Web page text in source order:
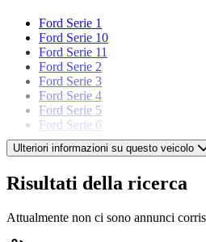
Ford Serie 1
Ford Serie 10
Ford Serie 11
Ford Serie 2
Ford Serie 3
Ford Serie 4
Ford Serie 5
Ford Serie 6
Ford Serie 7
Ford Serie 8
Ulteriori informazioni su questo veicolo
Risultati della ricerca
Attualmente non ci sono annunci